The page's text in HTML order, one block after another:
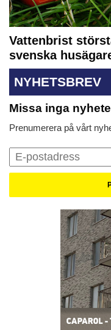
Vattenbrist
svenska
NYHETSBREV
Missa inga
Prenumerera på vårt